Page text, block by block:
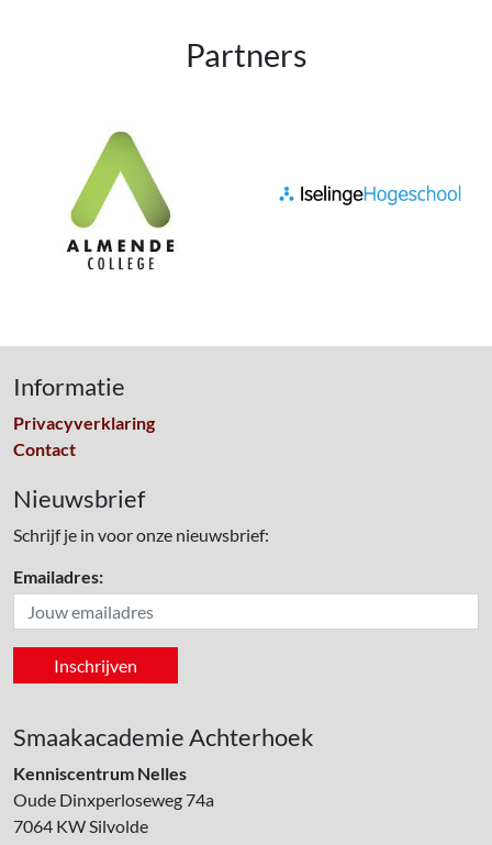
Partners
Informatie
Privacyverklaring
Contact
Nieuwsbrief
Schrijf je in voor onze nieuwsbrief:
Emailadres:
Smaakacademie Achterhoek
Kenniscentrum Nelles
Oude Dinxperloseweg 74a
7064 KWSilvolde